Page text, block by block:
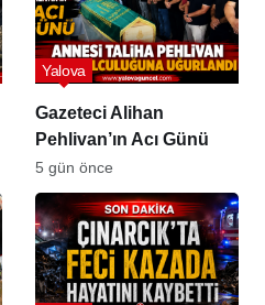
Gazeteci Alihan
Pehlivan’ın Acı Günü
Yalova
5 gün önce